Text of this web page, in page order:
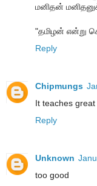
மனிதன்
"தமிழன் என்று
Reply
Chipmungs
It teaches
Reply
Unknown
too good